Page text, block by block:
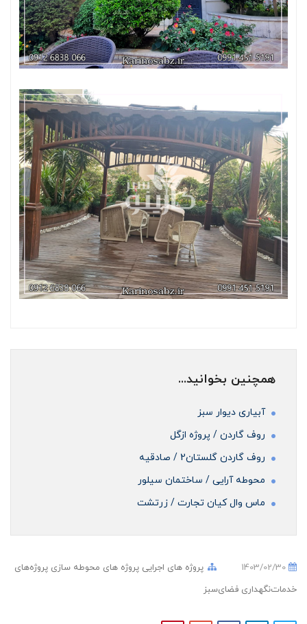
همچنین بخوانید...
آبیاری دیوار سبز
روف گاردن / پروژه ازگل
روف گاردن گلستان2 / صادقیه
محوطه آرایی / ساختمان سیلور
ماس وال کیان تجارت / زرتشت
پروژه های اجرایی پروژه های محوطه سازی پروژه‌های
خدمات‌نگهداری فضای‌سبز